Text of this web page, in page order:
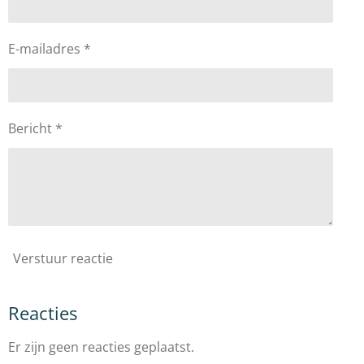
E-mailadres *
Bericht *
Verstuur reactie
Reacties
Er zijn geen reacties geplaatst.